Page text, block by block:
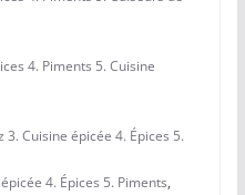
4. Piments 5. Cuisine
Cuisine épicée 4. Épices 5.
4. Épices 5. Piments,